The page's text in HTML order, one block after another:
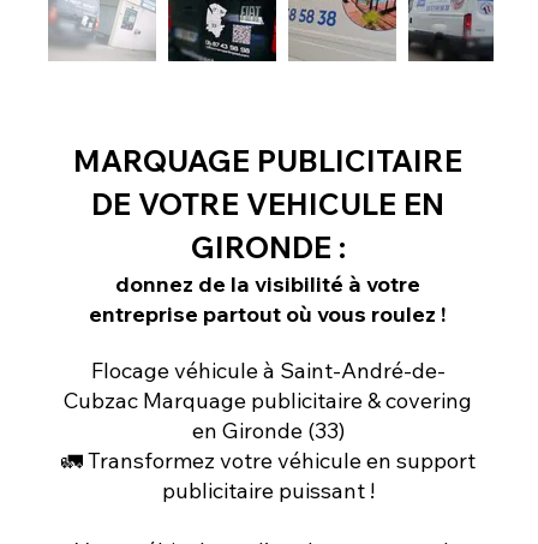
MARQUAGE PUBLICITAIRE
DE VOTRE VEHICULE EN
GIRONDE :
donnez de la visibilité à votre
entreprise partout où vous roulez !
Flocage véhicule à Saint-André-de-
Cubzac Marquage publicitaire & covering
en Gironde (33)
🚛 Transformez votre véhicule en support
publicitaire puissant !